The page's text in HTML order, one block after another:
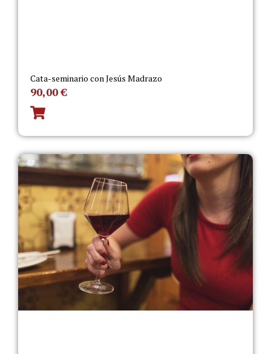
Cata-seminario con Jesús Madrazo
90,00€